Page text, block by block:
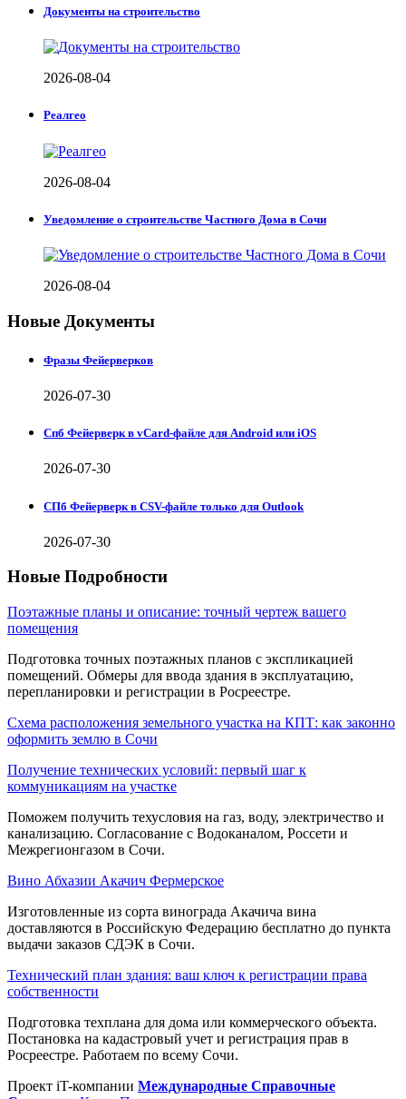
Документы на строительство
2026-08-04
Реалгео
2026-08-04
Уведомление о строительстве Частного Дома в Сочи
2026-08-04
Новые Документы
Фразы Фейерверков
2026-07-30
Спб Фейерверк в vCard-файле для Android или iOS
2026-07-30
СПб Фейерверк в CSV-файле только для Outlook
2026-07-30
Новые Подробности
Поэтажные планы и описание: точный чертеж вашего
помещения
Подготовка точных поэтажных планов с экспликацией
помещений. Обмеры для ввода здания в эксплуатацию,
перепланировки и регистрации в Росреестре.
Схема расположения земельного участка на КПТ: как законно
оформить землю в Сочи
Получение технических условий: первый шаг к
коммуникациям на участке
Поможем получить техусловия на газ, воду, электричество и
канализацию. Согласование с Водоканалом, Россети и
Межрегионгазом в Сочи.
Вино Абхазии Акачич Фермерское
Изготовленные из сорта винограда Акачича вина
доставляются в Российскую Федерацию бесплатно до пункта
выдачи заказов СДЭК в Сочи.
Технический план здания: ваш ключ к регистрации права
собственности
Подготовка техплана для дома или коммерческого объекта.
Постановка на кадастровый учет и регистрация прав в
Росреестре. Работаем по всему Сочи.
Проект iT-компании Международные Справочные